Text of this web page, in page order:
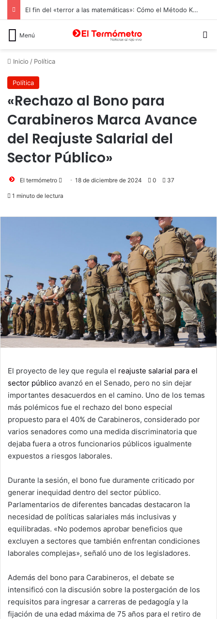
El fin del «terror a las matemáticas»: Cómo el Método Kumon conquista a Chile desde la autonomía y la neurociencia
Menú
Inicio / Política
Política
«Rechazo al Bono para
Carabineros Marca Avance
del Reajuste Salarial del
Sector Público»
El termómetro
Send18 de diciembre de 2024 0 37
1 minuto de lectura
El proyecto de ley que regula el reajuste salarial para el
sector público avanzó en el Senado, pero no sin dejar
importantes desacuerdos en el camino. Uno de los temas
más polémicos fue el rechazo del bono especial
propuesto para el 40% de Carabineros, considerado por
varios senadores como una medida discriminatoria que
dejaba fuera a otros funcionarios públicos igualmente
expuestos a riesgos laborales.
Durante la sesión, el bono fue duramente criticado por
generar inequidad dentro del sector público.
Parlamentarios de diferentes bancadas destacaron la
necesidad de políticas salariales más inclusivas y
equilibradas. «No podemos aprobar beneficios que
excluyen a sectores que también enfrentan condiciones
laborales complejas», señaló uno de los legisladores.
Además del bono para Carabineros, el debate se
intensificó con la discusión sobre la postergación de los
requisitos para ingresar a carreras de pedagogía y la
fijación de una edad máxima de 75 años para el retiro de